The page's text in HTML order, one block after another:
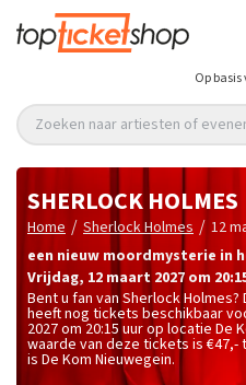
Op basis
Zoeken naar artiesten of
SHERLOCK HOLMES
Home / Sherlock Holmes / 12
een nieuw moordmysterie in
vrijdag, 12 maart 2027 om
Bent u fan van Sherlock
heeft nog tickets beschikbaar
2027 om 20:15 uur op locatie De
waarde van deze tickets is €47,-
is De Kom Nieuwegein.